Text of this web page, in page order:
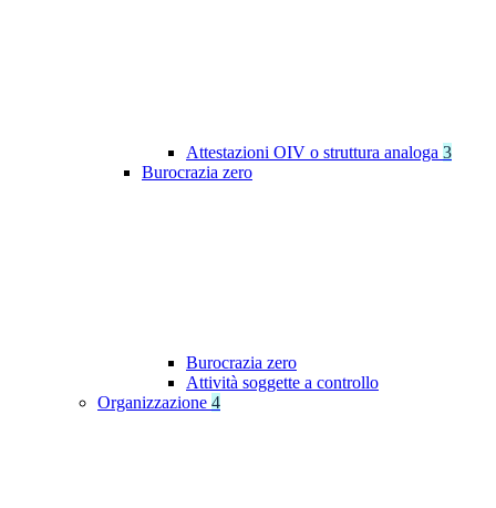
Attestazioni OIV o struttura analoga 3
Burocrazia zero
Burocrazia zero
Attività soggette a controllo
Organizzazione 4